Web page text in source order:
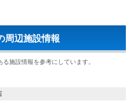
周辺施設情報
施設情報を参考にしています。